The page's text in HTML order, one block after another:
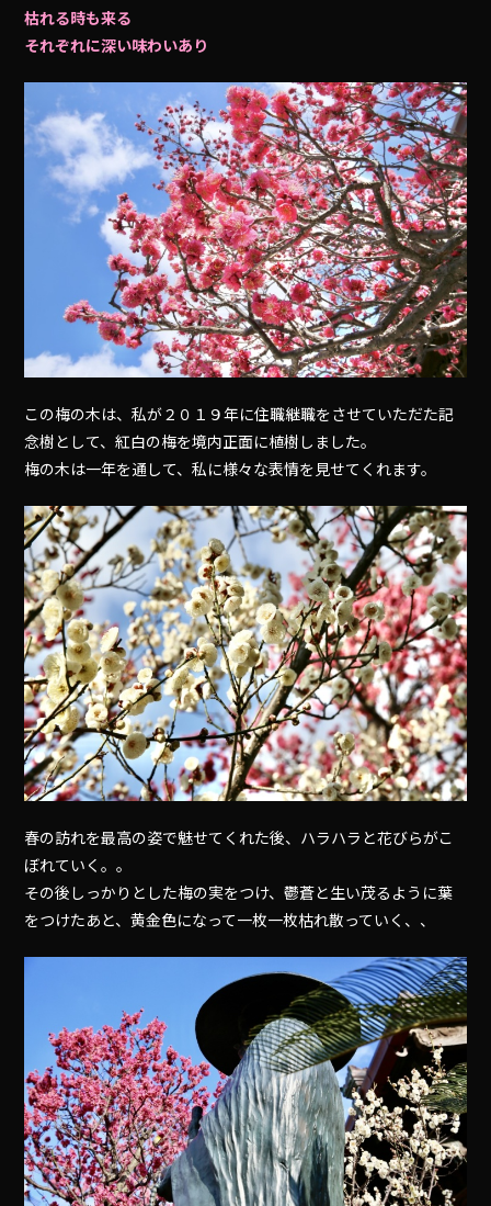
枯れる時も来る
それぞれに深い味わいあり
この梅の木は、私が２０１９年に住職継職をさせていただた記
念樹として、紅白の梅を境内正面に植樹しました。
梅の木は一年を通して、私に様々な表情を見せてくれます。
春の訪れを最高の姿で魅せてくれた後、ハラハラと花びらがこ
ぼれていく。。
その後しっかりとした梅の実をつけ、鬱蒼と生い茂るように葉
をつけたあと、黄金色になって一枚一枚枯れ散っていく、、